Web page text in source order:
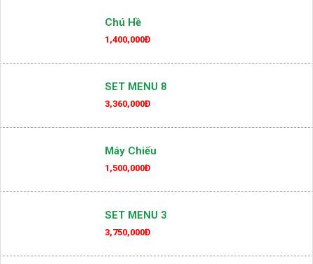
Chú Hề
1,400,000Đ
SET MENU 8
3,360,000Đ
Máy Chiếu
1,500,000Đ
SET MENU 3
3,750,000Đ